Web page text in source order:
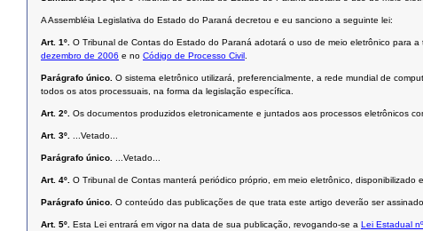
A Assembléia Legislativa do Estado do Paraná decretou e eu sanciono a seguinte lei:
Art. 1º. O Tribunal de Contas do Estado do Paraná adotará o uso de meio eletrônico para
dezembro de 2006 e no Código de Processo Civil.
Parágrafo único. O sistema eletrônico utilizará, preferencialmente, a rede mundial de
todos os atos processuais, na forma da legislação específica.
Art. 2º. Os documentos produzidos eletronicamente e juntados aos processos eletrônicos
Art. 3º. ...Vetado...
Parágrafo único. ...Vetado...
Art. 4º. O Tribunal de Contas manterá periódico próprio, em meio eletrônico,
Parágrafo único. O conteúdo das publicações de que trata este artigo deverão ser
Art. 5º. Esta Lei entrará em vigor na data de sua publicação, revogando-se a Lei Estadual